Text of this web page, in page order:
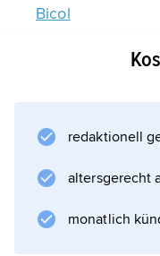
Bicol
redaktionell
altersgerecht
monatlich